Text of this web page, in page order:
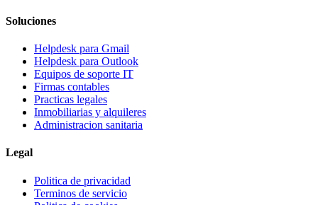
Soluciones
Helpdesk para Gmail
Helpdesk para Outlook
Equipos de soporte IT
Firmas contables
Practicas legales
Inmobiliarias y alquileres
Administracion sanitaria
Legal
Politica de privacidad
Terminos de servicio